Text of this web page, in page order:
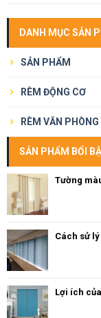
DANH MỤC SẢN
SẢN PHẨM
RÈM ĐỘNG CƠ
RÈM VĂN PHÒNG
SẢN PHẨM BỔI
Tường
Cách sử
Lợi ích